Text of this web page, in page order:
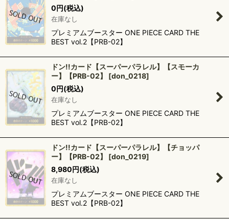
0円(税込)
在庫なし
プレミアムブースター ONE PIECE CARD THE
BEST vol.2【PRB-02】
ドン!!カード【スーパーパラレル】【スモーカ
ー】【PRB-02】
[don_0218]
0円(税込)
在庫なし
プレミアムブースター ONE PIECE CARD THE
BEST vol.2【PRB-02】
ドン!!カード【スーパーパラレル】【チョッパ
ー】【PRB-02】
[don_0219]
8,980円(税込)
在庫なし
プレミアムブースター ONE PIECE CARD THE
BEST vol.2【PRB-02】